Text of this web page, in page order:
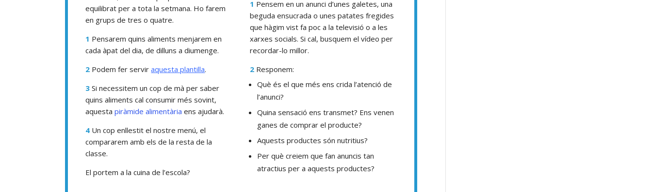
equilibrat per a tota la setmana. Ho farem
en grups de tres o quatre.
1 Pensarem quins aliments menjarem en
cada àpat del dia, de dilluns a diumenge.
2 Podem fer serviraquesta plantilla.
3Si necessitem un cop de mà per saber
quins aliments cal consumir més sovint,
aquestapiràmide alimentària ens ajudarà.
4 Un cop enllestit el nostre menú, el
compararem amb els de la resta de la
classe.
El portem a la cuina de l’escola?
1 Pensem en un anunci d’unes galetes, una
beguda ensucrada o unes patates fregides
que hàgim vist fa poc a la televisió o a les
xarxes socials. Si cal, busquem el vídeo per
recordar-lo millor.
2 Responem:
Què és el que més ens crida l’atenció de
l’anunci?
Quina sensació ens transmet? Ens venen
ganes de comprar el producte?
Aquests productes són nutritius?
Per què creiem que fan anuncis tan
atractius per a aquests productes?